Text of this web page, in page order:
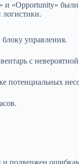
«Opportunity» были
логистики.
управления.
с
потенциальных
подвержен